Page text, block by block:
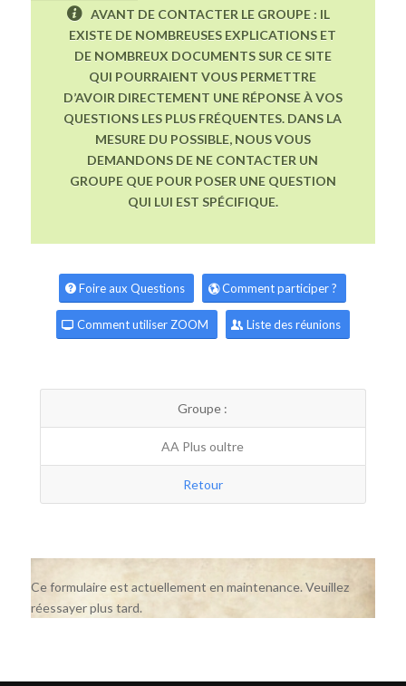
AVANT DE CONTACTER LE GROUPE : IL
EXISTE DE NOMBREUSES EXPLICATIONS ET
DE NOMBREUX DOCUMENTS SUR CE SITE
QUI POURRAIENT VOUS PERMETTRE
D’AVOIR DIRECTEMENT UNE RÉPONSE À VOS
QUESTIONS LES PLUS FRÉQUENTES. DANS LA
MESURE DU POSSIBLE, NOUS VOUS
DEMANDONS DE NE CONTACTER UN
GROUPE QUE POUR POSER UNE QUESTION
QUI LUI EST SPÉCIFIQUE.
Foire aux Questions Comment participer ?
Comment utiliser ZOOM Liste des réunions
Groupe :
AA Plus oultre
Retour
Ce formulaire est actuellement en maintenance. Veuillez
réessayer plus tard.